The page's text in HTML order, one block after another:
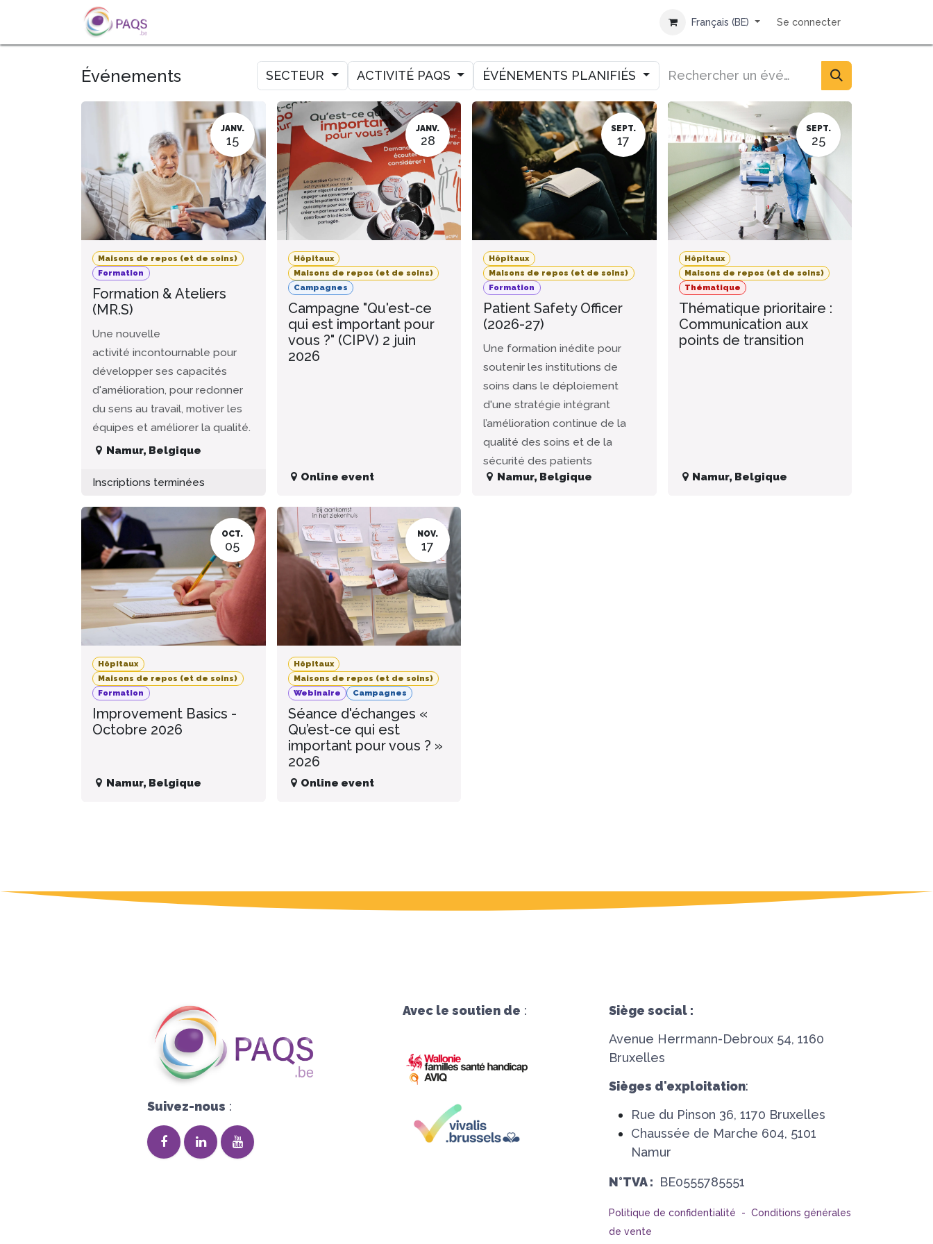
SE RENDRE AU CONTENU
Français (BE) Se connecter
Événements SECTEUR ACTIVITÉ PAQS ÉVÉNEMENTS PLANIFIÉS
JANV.
15
Maisons de repos (et de soins)
Formation
Formation & Ateliers
(MR.S)
Une nouvelle
activité incontournable pour
développer ses capacités
d'amélioration, pour redonner
du sens au travail, motiver les
équipes et améliorer la qualité.
Namur, Belgique
Inscriptions terminées
JANV.
28
Hôpitaux
Maisons de repos (et de soins)
Campagnes
Campagne "Qu'est-ce
qui est important pour
vous ?" (CIPV) 2 juin
2026
Online event
SEPT.
17
Hôpitaux
Maisons de repos (et de soins)
Formation
Patient Safety Officer
(2026-27)
Une formation inédite pour
soutenir les institutions de
soins dans le déploiement
d'une stratégie intégrant
l’amélioration continue de la
qualité des soins et de la
sécurité des patients
Namur, Belgique
SEPT.
25
Hôpitaux
Maisons de repos (et de soins)
Thématique
Thématique prioritaire :
Communication aux
points de transition
Namur, Belgique
OCT.
05
Hôpitaux
Maisons de repos (et de soins)
Formation
Improvement Basics -
Octobre 2026
Namur, Belgique
NOV.
17
Hôpitaux
Maisons de repos (et de soins)
Webinaire
Campagnes
Séance d'échanges «
Qu’est-ce qui est
important pour vous ? »
2026
Online event
Suivez-nous :
Avec le soutien de :
Siège social :
Avenue Herrmann-Debroux 54, 1160
Bruxelles
Sièges d'exploitation:
Rue du Pinson 36, 1170 Bruxelles
Chaussée de Marche 604, 5101
Namur
N°TVA : BE0555785551
Politique de confidentialité - Conditions générales
de vente